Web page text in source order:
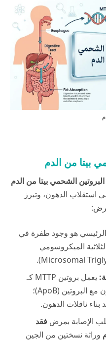
بيتا من الدم
الشحمي بيتا من الدم
الدهون، وتبرز
هو وجود طفرة في
الميكروسومي
يعمل بروتين MTTP كـ
“مهندس” يقوم بتركيب الدهون مع البروتين (ApoB)؛
بناء ناقلات الدهون.
الإصابة بمرض فقد
وراثة نسختين من الجين